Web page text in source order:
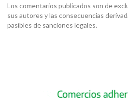
Los comentarios publicados son de
sus autores y las consecuencias
pasibles de sanciones legales.